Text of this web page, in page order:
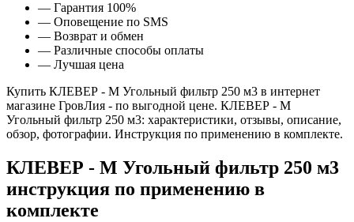
— Гарантия 100%
— Оповещение по SMS
— Возврат и обмен
— Различные способы оплаты
— Лучшая цена
Купить КЛЕВЕР - М Угольный фильтр 250 м3 в интернет
магазине ГровЛия - по выгодной цене. КЛЕВЕР - М
Угольный фильтр 250 м3: характеристики, отзывы, описание,
обзор, фотографии. Инструкция по применению в комплекте.
КЛЕВЕР - М Угольный фильтр 250 м3
инструкция по применению в
комплекте